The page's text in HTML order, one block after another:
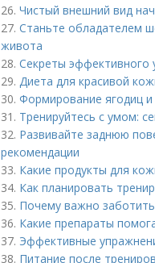
26. Чистый внешний вид
27. Станьте обладателем
живота
28. Секреты эффективного
29. Диета для красивой
30. Формирование ягодиц
31. Тренируйтесь с умом:
32. Развивайте заднюю
рекомендации
33. Какие продукты для
34. Как планировать
35. Почему важно
36. Какие препараты
37. Эффективные
38. Питание после